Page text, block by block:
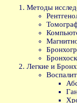
Методы
Легкие и